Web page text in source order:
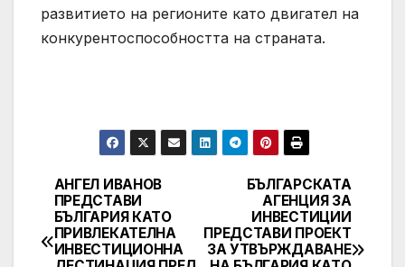
развитието на регионите като двигател на
конкурентоспособността на страната.
Post
navigation
БЪЛГАРСКАТА
АГЕНЦИЯ ЗА
ИНВЕСТИЦИИ
ПРЕДСТАВИ ПРОЕКТ
ЗА УТВЪРЖДАВАНЕ
АНГЕЛ ИВАНОВ
ПРЕДСТАВИ
БЪЛГАРИЯ КАТО
ПРИВЛЕКАТЕЛНА
ИНВЕСТИЦИОННА